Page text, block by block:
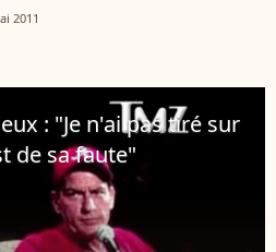
2011
: "Je n'ai pas tiré sur
de sa faute"